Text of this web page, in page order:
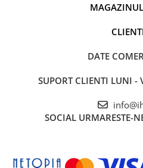
DATE
SUPORT CLIENTI LUNI -
SOCIAL URMARESTE-